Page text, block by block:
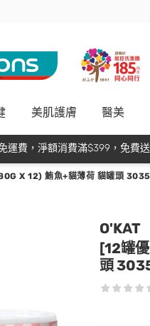
$50
美肌護膚 醫美
費，淨額消費滿$399，免費送
X 12) 鮪魚+貓薄荷 貓罐頭
O'KAT
[12罐
頭